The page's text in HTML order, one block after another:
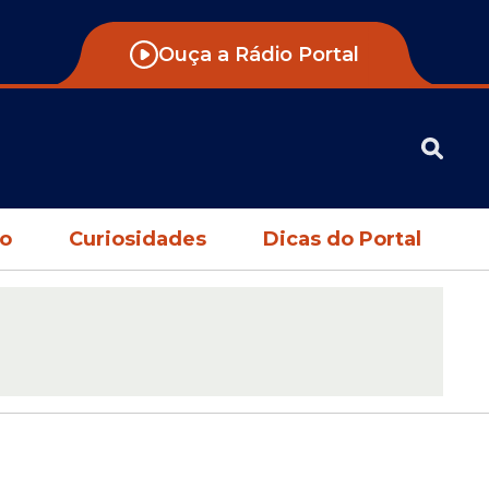
Ouça a Rádio Portal
Curiosidades Dicas do Portal